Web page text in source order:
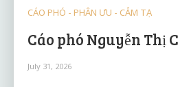
CÁO PHÓ - PHÂN ƯU - CẢM TẠ
Cáo phó Nguyễn Thị
July 31, 2026